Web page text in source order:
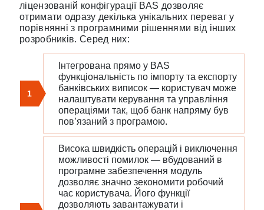
ліцензованій конфігурації BAS дозволяє
отримати одразу декілька унікальних переваг у
порівнянні з програмними рішеннями від інших
розробників. Серед них:
1
Інтегрована прямо у BAS
функціональність по імпорту та експорту
банківських виписок — користувач може
налаштувати керування та управління
операціями так, щоб банк напряму був
пов’язаний з програмою.
Висока швидкість операцій і виключення
можливості помилок — вбудований в
програмне забезпечення модуль
дозволяє значно зекономити робочий
час користувача. Його функції
дозволяють завантажувати і